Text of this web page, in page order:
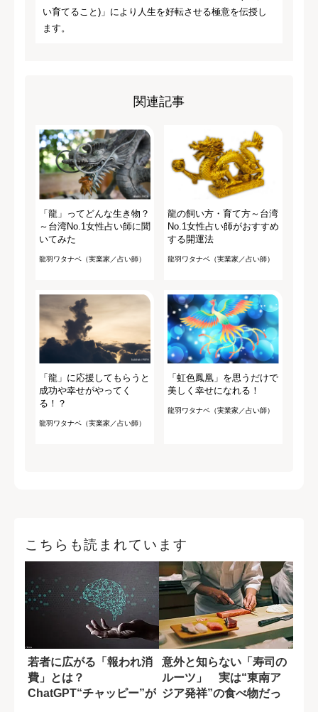
い育てること)」により人生を好転させる極意を伝授し
ます。
関連記事
「龍」ってどんな生き物？
～台湾No.1女性占い師に聞
いてみた
龍羽ワタナベ（実業家／占い師）
龍の飼い方・育て方～台湾
No.1女性占い師がおすすめ
する開運法
龍羽ワタナベ（実業家／占い師）
「龍」に応援してもらうと
成功や幸せがやってく
る！？
龍羽ワタナベ（実業家／占い師）
「虹色鳳凰」を思うだけで
美しく幸せになれる！
龍羽ワタナベ（実業家／占い師）
こちらも読まれています
若者に広がる「報われ消
費」とは？
ChatGPT“チャッピー”が
意外と知らない「寿司の
ルーツ」 実は“東南ア
ジア発祥”の食べ物だっ